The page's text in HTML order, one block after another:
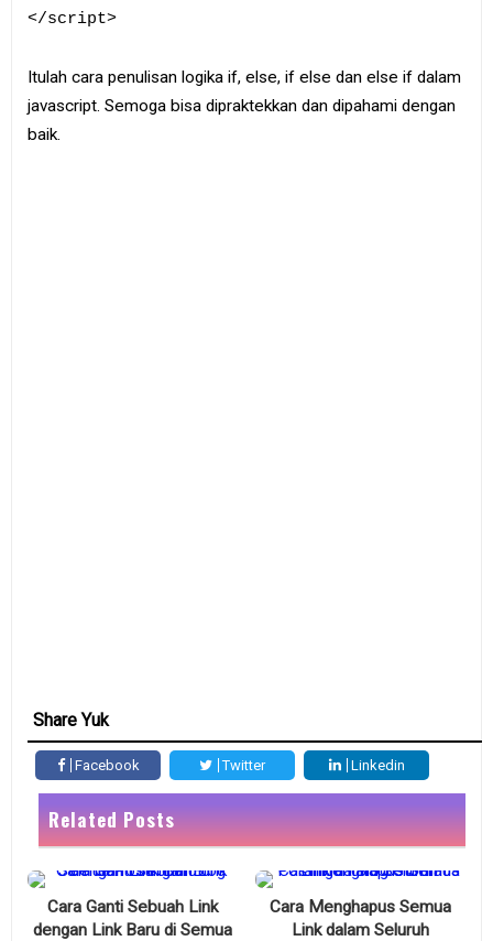
</script>
Itulah cara penulisan logika if, else, if else dan else if dalam
javascript. Semoga bisa dipraktekkan dan dipahami dengan
baik.
Share Yuk
Facebook Twitter Linkedin
Related Posts
Cara Ganti Sebuah Link
dengan Link Baru di Semua
Cara Menghapus Semua
Link dalam Seluruh